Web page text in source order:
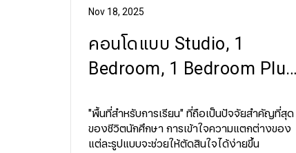
Nov 18, 2025
คอนโดแบบ Studio, 1
Bedroom, 1 Bedroom Plus
"พื้นที่สำหรับการเรียน" ที่ถือเป็นปัจจัยสำคัญที่สุด
ของชีวิตนักศึกษา การเข้าใจความแตกต่างของ
แต่ละรูปแบบจะช่วยให้ตัดสินใจได้ง่ายขึ้น